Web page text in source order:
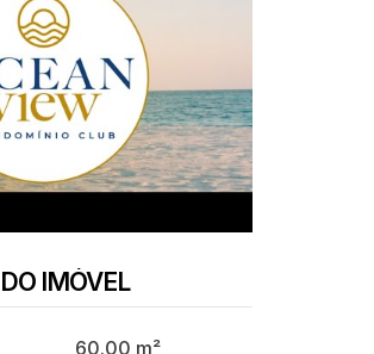
IMÓVEL
60.00 m²